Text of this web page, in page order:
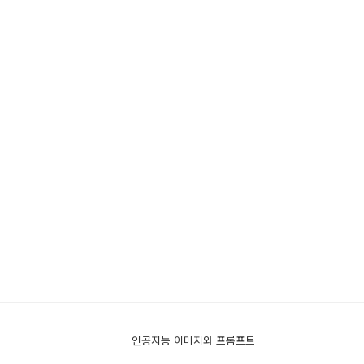
인공지능 이미지와 프롬프트